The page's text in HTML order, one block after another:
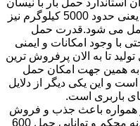
2800 کیلو است اما دوبرابر این مقدار یعنی حدود 5000 کیلوگرم نیز
حمل می شود.قدرت حمل
با وجود امکانات و ایمنی
تا به الان پرفروش ترین
همین جهت امکان حمل
24 امکان پذیر است و این یکی دیگر از دلایل
باربری است.
همواره باعث جذب و فروش
بالای این نوع وانت ایرانی بوده است.بدنه محکم و توانایی حمل 600